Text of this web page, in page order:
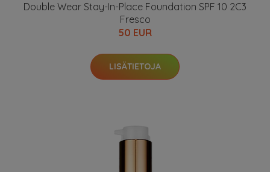
Double Wear Stay-In-Place Foundation SPF 10 2C3
Fresco
50 EUR
LISÄTIETOJA